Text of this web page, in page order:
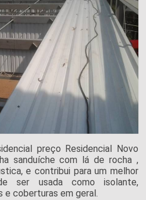
preço Residencial Novo
sanduíche com lá de rocha ,
e contribui para um melhor
ser usada como isolante,
coberturas em geral.